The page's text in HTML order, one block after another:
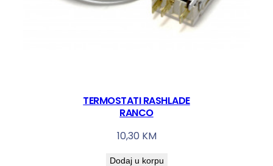
TERMOSTATI RASHLADE
RANCO
10,30 KM
Dodaj u korpu